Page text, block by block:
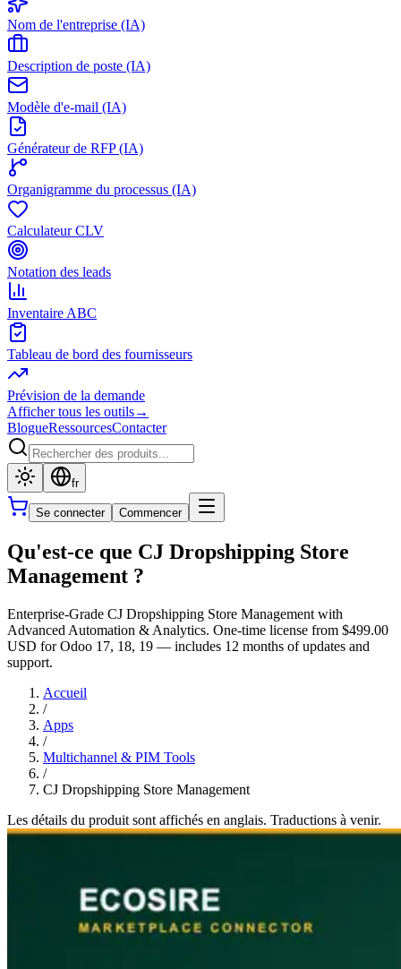
Nom de l'entreprise (IA)
Description de poste (IA)
Modèle d'e-mail (IA)
Générateur de RFP (IA)
Organigramme du processus (IA)
Calculateur CLV
Notation des leads
Inventaire ABC
Tableau de bord des fournisseurs
Prévision de la demande
Afficher tous les outils→
BlogueRessourcesContacter
fr
Se connecter Commencer
Qu'est-ce que CJ Dropshipping Store
Management ?
Enterprise-Grade CJ Dropshipping Store Management with
Advanced Automation & Analytics. One-time license from $499.00
USD for Odoo 17, 18, 19 — includes 12 months of updates and
support.
Accueil
/
Apps
/
Multichannel & PIM Tools
/
CJ Dropshipping Store Management
Les détails du produit sont affichés en anglais. Traductions à venir.